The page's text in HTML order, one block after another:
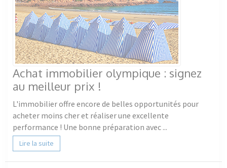
Achat immobilier olympique : signez
au meilleur prix !
L'immobilier offre encore de belles opportunités pour
acheter moins cher et réaliser une excellente
performance ! Une bonne préparation avec ...
Lire la suite